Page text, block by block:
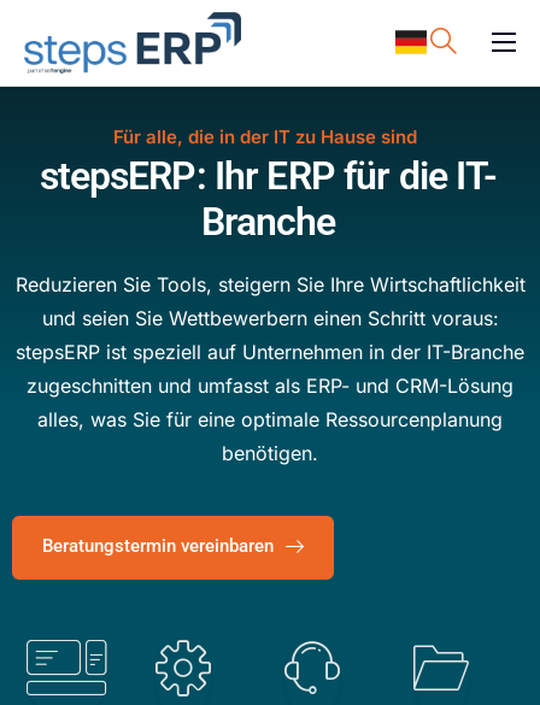
ERP Software
Ressourcen
Unternehmen
Für alle, die in der IT zu Hause sind
stepsERP: Ihr ERPfür die IT-
Branche
Reduzieren Sie Tools, steigern Sie Ihre Wirtschaftlichkeit
und seien Sie Wettbewerbern einen Schritt voraus:
stepsERP ist speziell auf Unternehmen in der IT-Branche
zugeschnitten und umfasst als ERP- und CRM-Lösung
alles, was Sie für eine optimale Ressourcenplanung
benötigen.
Beratungstermin vereinbaren